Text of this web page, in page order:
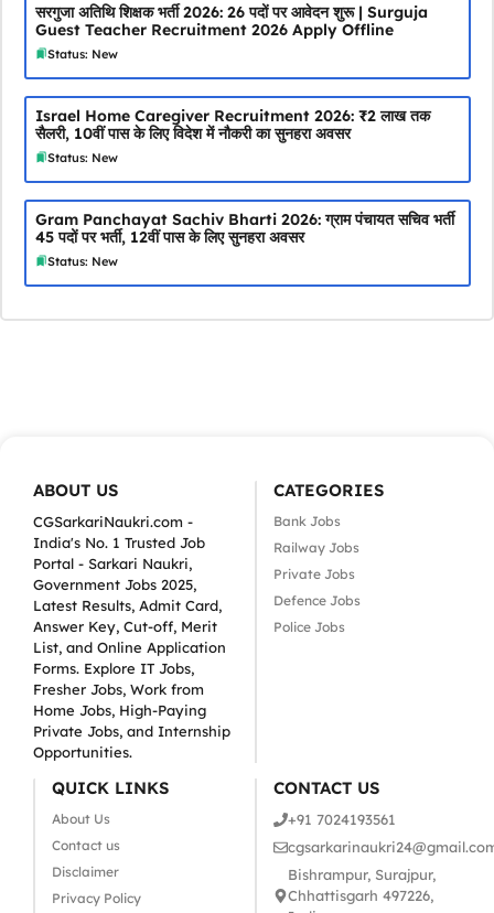
सरगुजा अतिथि शिक्षक भर्ती 2026: 26 पदों पर आवेदन शुरू | Surguja
Guest Teacher Recruitment 2026 Apply Offline
Status: New
Israel Home Caregiver Recruitment 2026: ₹2 लाख तक
सैलरी, 10वीं पास के लिए विदेश में नौकरी का सुनहरा अवसर
Status: New
Gram Panchayat Sachiv Bharti 2026: ग्राम पंचायत सचिव भर्ती
45 पदों पर भर्ती, 12वीं पास के लिए सुनहरा अवसर
Status: New
ABOUT US
CGSarkariNaukri.com -
India's No. 1 Trusted Job
Portal - Sarkari Naukri,
Government Jobs 2025,
Latest Results, Admit Card,
Answer Key, Cut-off, Merit
List, and Online Application
Forms. Explore IT Jobs,
Fresher Jobs, Work from
Home Jobs, High-Paying
Private Jobs, and Internship
Opportunities.
CATEGORIES
Bank Jobs
Railway Jobs
Private Jobs
Defence Jobs
Police Jobs
QUICK LINKS
About Us
Contact us
Disclaimer
Privacy Policy
CONTACT US
+91 7024193561
Bishrampur, Surajpur,
Chhattisgarh 497226,